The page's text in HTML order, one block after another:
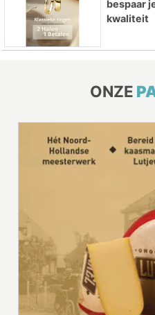
bespaar
kwaliteit
ONZE